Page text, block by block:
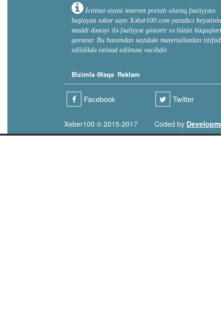
İctimai-siyasi internet portalı olaraq fəaliyyətə
başlayan xəbər saytı Xəbər100.com yaradıcı heyətinin
maddi dəstəyi ilə fəaliyyət göstərir və bütün hüquqları
qorunur. Bu baxımdan saytdakı materiallardan
edildikdə istinad edilməsi vacibdir.
Bizimlə Əlaqə Reklam
Facebook Twitter
Xeber100 © 2015-2017 Coded by